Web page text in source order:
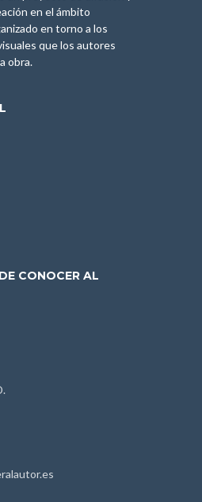
en el ámbito
en torno a los
que los autores
obra.
CONOCER AL